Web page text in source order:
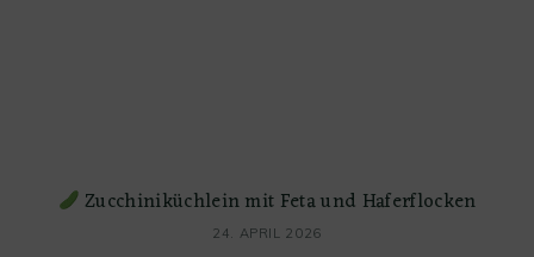
Zucchiniküchlein mit Feta und Haferflocken
24. APRIL 2026